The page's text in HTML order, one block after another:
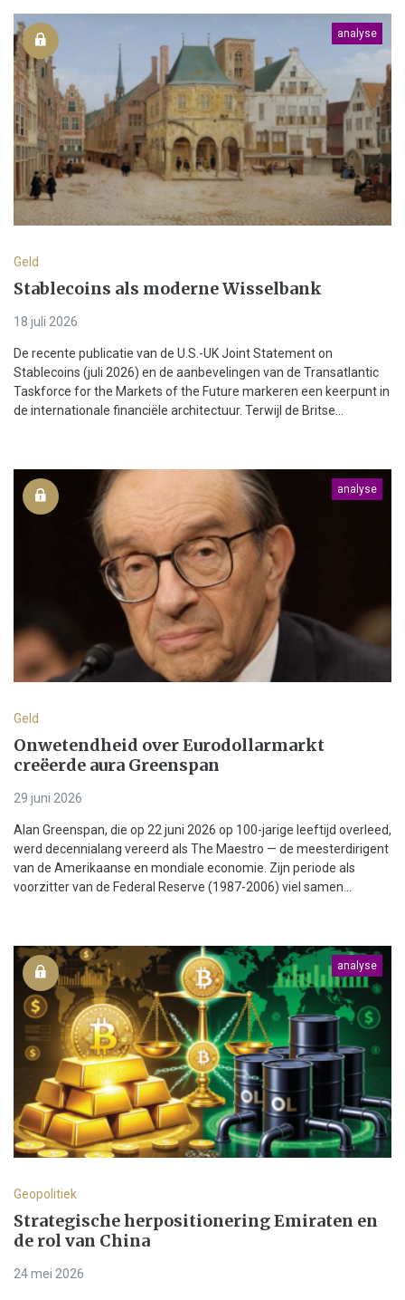
analyse
Geld
Stablecoins als moderne Wisselbank
18 juli 2026
De recente publicatie van de U.S.-UK Joint Statement on
Stablecoins (juli 2026) en de aanbevelingen van de Transatlantic
Taskforce for the Markets of the Future markeren een keerpunt in
de internationale financiële architectuur. Terwijl de Britse...
analyse
Geld
Onwetendheid over Eurodollarmarkt
creëerde aura Greenspan
29 juni 2026
Alan Greenspan, die op 22 juni 2026 op 100-jarige leeftijd overleed,
werd decennialang vereerd als The Maestro — de meesterdirigent
van de Amerikaanse en mondiale economie. Zijn periode als
voorzitter van de Federal Reserve (1987-2006) viel samen...
analyse
Geopolitiek
Strategische herpositionering Emiraten en
de rol van China
24 mei 2026